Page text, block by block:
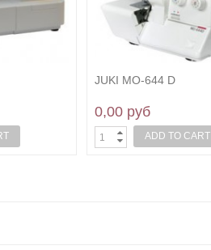
JUKI MO-644 D
0,00 руб
ADD TO CART